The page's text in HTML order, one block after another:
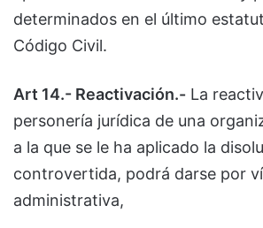
determinados en el último
Código Civil.
Art 14.- Reactivación.- La
personería jurídica de una
a la que se le ha aplicado la
controvertida, podrá darse por
administrativa,